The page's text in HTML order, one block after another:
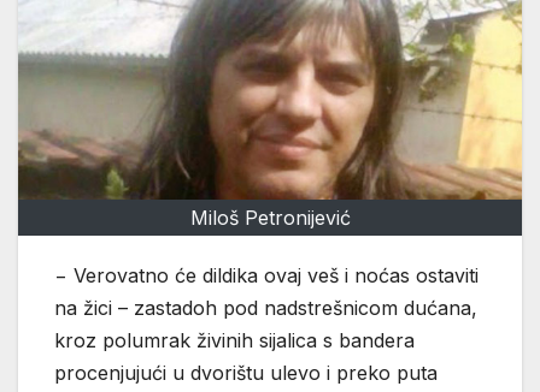
Miloš Petronijević
− Verovatno će dildika ovaj veš i noćas ostaviti
na žici – zastadoh pod nadstrešnicom dućana,
kroz polumrak živinih sijalica s bandera
procenjujući u dvorištu ulevo i preko puta